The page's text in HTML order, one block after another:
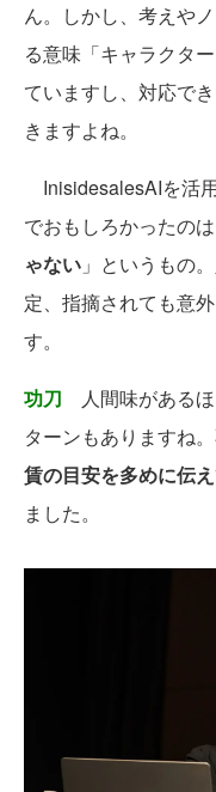
ん。しかし、考えや
る意味「キャラクタ
ていますし、対応で
きますよね。
InisidesalesAIを活
でおもしろかったの
ゃない 」というもの
定、指摘されても意
す。
功刀 人間味がある
ターンもありますね
賃の目安を多めに伝
ました。